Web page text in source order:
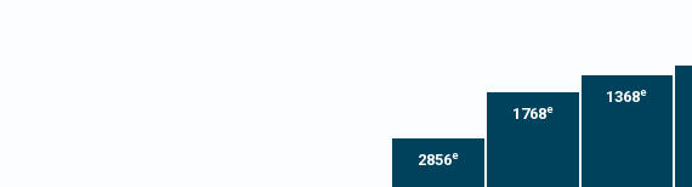
2856e
1768e
1368e